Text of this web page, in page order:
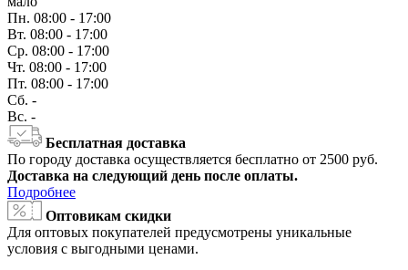
Пн. 08:00 - 17:00
Вт. 08:00 - 17:00
Ср. 08:00 - 17:00
Чт. 08:00 - 17:00
Пт. 08:00 - 17:00
Сб. -
Вс. -
Бесплатная доставка
По городу доставка осуществляется бесплатно от 2500 руб.
Доставка на следующий день после оплаты.
Подробнее
Оптовикам скидки
Для оптовых покупателей предусмотрены уникальные
условия с выгодными ценами.